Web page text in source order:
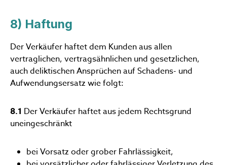
8) Haftung
Der Verkäufer haftet dem Kunden aus allen
vertraglichen, vertragsähnlichen und gesetzlichen,
auch deliktischen Ansprüchen auf Schadens- und
Aufwendungsersatz wie folgt:
8.1 Der Verkäufer haftet aus jedem Rechtsgrund
uneingeschränkt
bei Vorsatz oder grober Fahrlässigkeit,